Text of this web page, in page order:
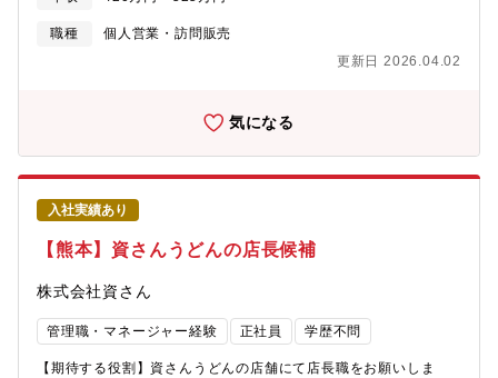
事業拡大につながる重要なポジションとなっています。今回のポ
ジションは入社後、南九州もしくは関西エリアの担当をお任せい
の提携交渉、課題調査と解決方法の提案及び効果分析・住宅会社
交渉・予算、品質、納期管理【魅力】 ◎株式上場へ向けて積極採
用中！！◎創業より10年連続増収増益◎2024年『アジア太平洋地
域における急成長企業』ランキングにて、3度目の日本小売部門1
位を獲得！ ※英Financial Times社／独スタティスタ社
Great Place to WorkR主催 2022年版／2023年版／2024年版
「働きがいのある会社」で、働きがい認定企業として認定◎福岡
市IPO成長支援プログラムに当社が採択◎福岡ソフトバンクホーク
ス、アビスパ福岡のオフィシャルスポンサー企業として活動中！
【募集背景】売上好調による増員募集【組織構成】福岡本社
職種
個人営業・訪問販売
更新日 2026.04.02
気になる
入社実績あり
【熊本】資さんうどんの店長候補
株式会社資さん
管理職・マネージャー経験 正社員 学歴不問
【期待する役割】資さんうどんの店舗にて店長職をお願いしま